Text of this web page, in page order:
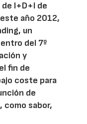
I+D+I de
año 2012,
un
del 7º
y
fin de
coste para
de
como sabor,